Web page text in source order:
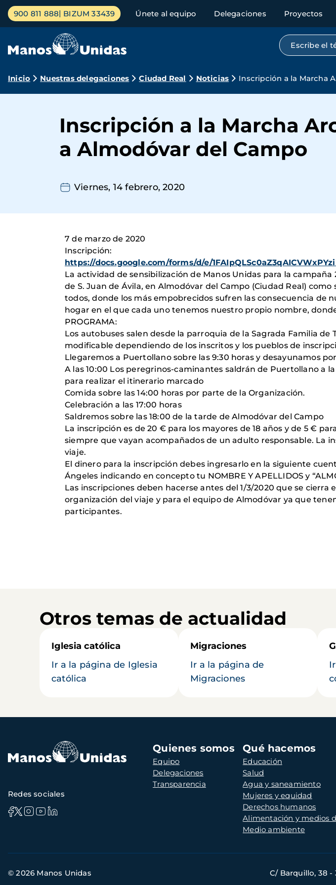
Pasar
contenido
Menú
principal
900 811 888 BIZUM 33439 Únete al equipo Delegaciones Proyectos
Búsqueda
Ruta
navegación
Inicio Nuestras delegaciones Ciudad Real Noticias Inscripción a la Marcha
Inscripción a la Marcha
a Almodóvar del Campo
Viernes, 14 febrero, 2020
7 de marzo de 2020
Inscripción:
https://docs.google.com/forms/d/e/
La actividad de sensibilización de Manos Unidas para la
de S. Juan de Ávila, en Almodóvar del Campo (Ciudad Real)
todos, donde los más empobrecidos sufren las consecuencia de
hogar en el que cada uno tenemos nuestro propio nombre,
PROGRAMA:
Los autobuses salen desde la parroquia de la Sagrada Familia de
modificable dependiendo de los inscritos y los pueblos de
Llegaremos a Puertollano sobre las 9:30 horas y desayunamos
A las 10:00 Los peregrinos-caminantes saldrán de Puertollano a
para realizar el itinerario marcado
Comida sobre las 14:00 horas por parte de la Organización.
Celebración a las 17:00 horas
Saldremos sobre las 18:00 de la tarde de Almodóvar del Campo
La inscripción es de 20 € para los mayores de 18 años y de 5 €
siempre que vayan acompañados de un adulto responsable. La
viaje.
El dinero para la inscripción debes ingresarlo en la siguiente
Ángeles indicando en concepto tu NOMBRE Y APELLIDOS y
Las inscripciones deben hacerse antes del 1/3/2020 que se
organización del viaje y para el equipo de Almodóvar ya que
participantes.
Otros temas de actualidad
Iglesia católica
Ir a la página de Iglesia
católica
Migraciones
Ir a la página de
Migraciones
Navegación
principal
Quienes somos
Equipo
Delegaciones
Transparencia
Qué hacemos
Educación
Salud
Agua y saneamiento
Mujeres y equidad
Derechos humanos
Alimentación y medios
Medio ambiente
Redes sociales
de
© 2026 Manos Unidas C/ Barquillo, 38 -